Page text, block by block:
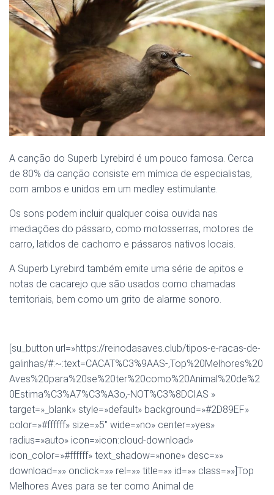
A canção do Superb Lyrebird é um pouco famosa. Cerca
de 80% da canção consiste em mímica de especialistas,
com ambos e unidos em um medley estimulante.
Os sons podem incluir qualquer coisa ouvida nas
imediações do pássaro, como motosserras, motores de
carro, latidos de cachorro e pássaros nativos locais.
A Superb Lyrebird também emite uma série de apitos e
notas de cacarejo que são usados como chamadas
territoriais, bem como um grito de alarme sonoro.
[su_button url=»https://reinodasaves.club/tipos-e-racas-de-
galinhas/#:~:text=CACAT%C3%9AAS-,Top%20Melhores%20
Aves%20para%20se%20ter%20como%20Animal%20de%2
0Estima%C3%A7%C3%A3o,-NOT%C3%8DCIAS »
target=»_blank» style=»default» background=»#2D89EF»
color=»#ffffff» size=»5″ wide=»no» center=»yes»
radius=»auto» icon=»icon:cloud-download»
icon_color=»#ffffff» text_shadow=»none» desc=»»
download=»» onclick=»» rel=»» title=»» id=»» class=»»]Top
Melhores Aves para se ter como Animal de